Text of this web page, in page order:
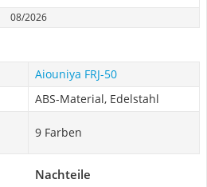
08/2026
Aiouniya FRJ-50
ABS-Material, Edelstahl
9 Farben
Nachteile